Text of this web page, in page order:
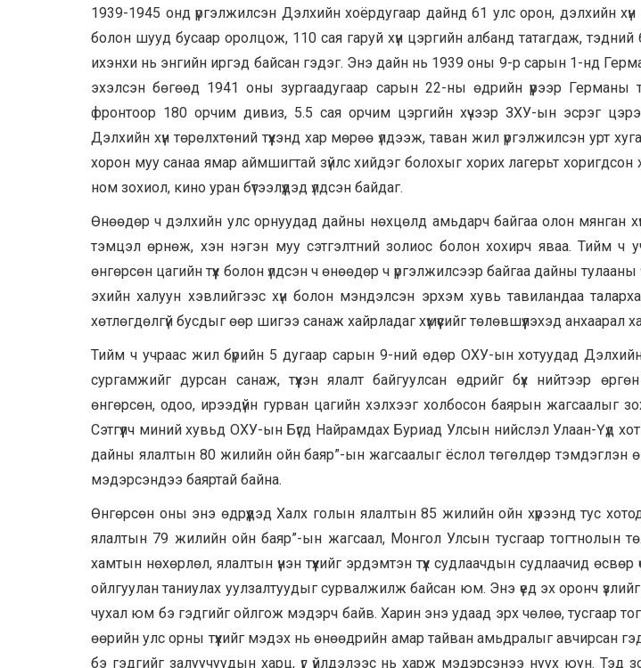
1939-1945 онд үргэлжилсэн Дэлхийн хоёрдугаар дайнд 61 улс орон, дэлхийн
болон шууд бусаар оролцож, 110 сая гаруй хүн цэргийн албанд татагдаж, тэдний
ихэнхи нь энгийн иргэд байсан гэдэг. Энэ дайн нь 1939 оны 9-р сарын 1-нд
эхэлсэн бөгөөд 1941 оны зургаадугаар сарын 22-ны өдрийн үүрээр Германы
фронтоор 180 орчим дивиз, 5.5 сая орчим цэргийн хүчээр ЗХУ-ын эсрэг цэрэг
Дэлхийн хүн төрөлхтөний түүхэнд хар мөрөө үлдээж, таван жил үргэлжилсэн урт
хорон муу санаа ямар аймшигтай зүйлс хийдэг болохыг хорих лагерьт хоригдсон
ном зохиол, кино уран бүтээлүүдэд үлдсэн байдаг.
Өнөөдөр ч дэлхийн улс орнуудад дайны нөхцөлд амьдарч байгаа олон мянган
тэмцэл өрнөж, хэн нэгэн муу сэтгэлтний золиос болон хохирч яваа. Тийм ч
өнгөрсөн цагийн түүх болон үлдсэн ч өнөөдөр ч үргэлжилсээр байгаа дайны тулааны
эхийн халуун хэвлийгээс хүн болон мэндэлсэн эрхэм хувь тавиландаа
хөтлөгдөлгүй бусдыг өөр шигээ санаж хайрладаг хүмүүсийг төлөвшүүлэхэд анхаарал
Тийм ч учраас жил бүрийн 5 дугаар сарын 9-ний өдөр ОХУ-ын хотуудад
сургамжийг дурсан санаж, түүхэн ялалт байгуулсан өдрийг бүх нийтээр
өнгөрсөн, одоо, ирээдүйн гурван цагийн хэлхээг холбосон баярын жагсаалыг
Сэтгүүлч миний хувьд ОХУ-ын Бүгд Найрамдах Буриад Улсын нийслэл Улаан-Үүд
дайны ялалтын 80 жилийн ойн баяр”-ын жагсаалыг ёслол төгөлдөр тэмдэглэн
мэдэрсэндээ баяртай байна.
Өнгөрсөн оны энэ өдрүүдэд Халх голын ялалтын 85 жилийн ойн хүрээнд тус
ялалтын 79 жилийн ойн баяр”-ын жагсаал, Монгол Улсын тусгаар тогтнолын
хамтын нөхөрлөл, ялалтын үнэн түүхийг эрдэмтэн түүх судлаачдын судлаачид
ойлгуулан таниулах уулзалтуудыг сурвалжилж байсан юм. Энэ үед эх оронч үзлийг
чухал юм бэ гэдгийг ойлгож мэдэрч байв. Харин энэ удаад эрх чөлөө, тусгаар
өөрийн улс орны түүхийг мэдэх нь өнөөдрийн амар тайван амьдралыг авчирсан
бэ гэдгийг залуучуудын харц, үг үйлдэлээс нь харж мэдэрсэнээ нуух юун. Тэд